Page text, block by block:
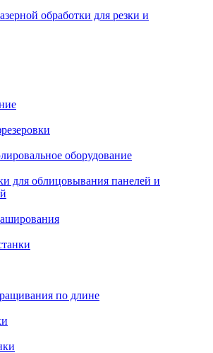
обработки для резки и
оборудование
для облицовывания панелей и
по длине